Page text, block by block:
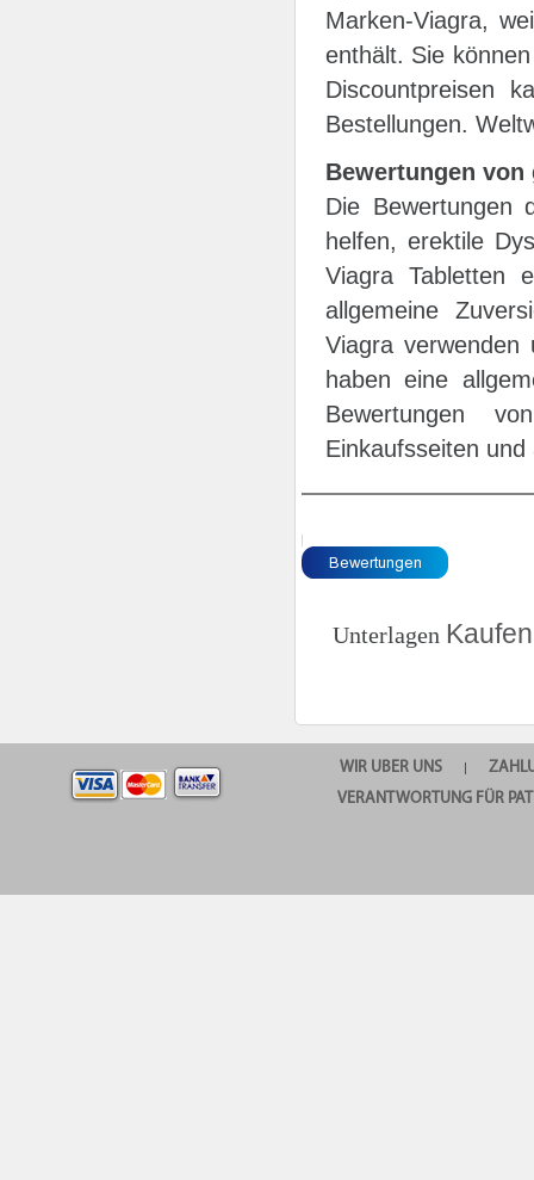
Marken-Viagra,
enthält. Sie
Discountpreisen
Bestellungen.
Bewertungen
Die Bewertungen
helfen, erektile
Viagra Tabletten
allgemeine
Viagra verwenden
haben eine
Bewertungen
Einkaufsseiten
Unterlagen
WIR UBER UNS |
VERANTWORTUNG FÜR